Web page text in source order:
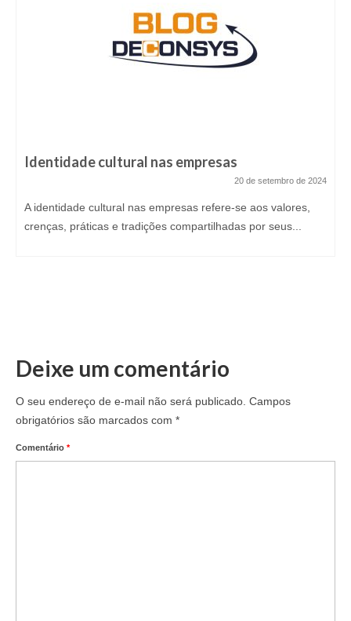
Identidade cultural nas empresas
20 de setembro de 2024
A identidade cultural nas empresas refere-se aos valores,
crenças, práticas e tradições compartilhadas por seus...
Deixe um comentário
O seu endereço de e-mail não será publicado. Campos
obrigatórios são marcados com *
Comentário *